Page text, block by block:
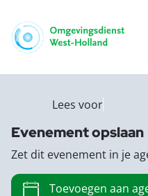
Lees voor
Evenement opslaan
Zet dit evenement in je
Toevoegen aan